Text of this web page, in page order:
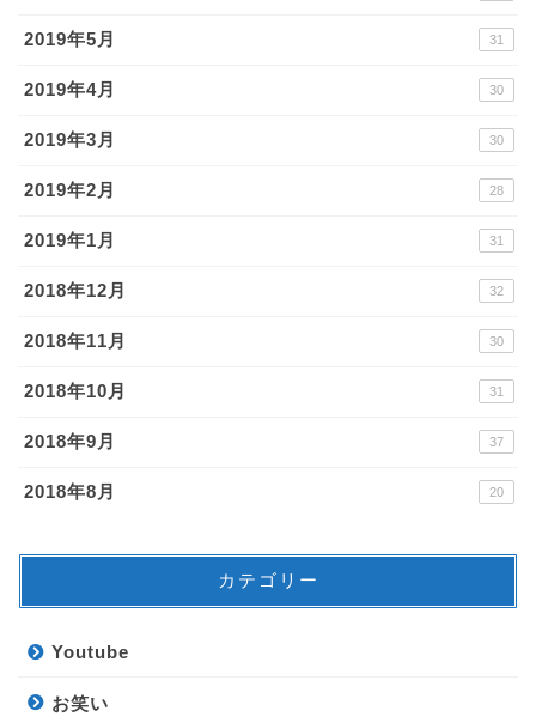
2019年5月 31
2019年4月 30
2019年3月 30
2019年2月 28
2019年1月 31
2018年12月 32
2018年11月 30
2018年10月 31
2018年9月 37
2018年8月 20
カテゴリー
Youtube
お笑い